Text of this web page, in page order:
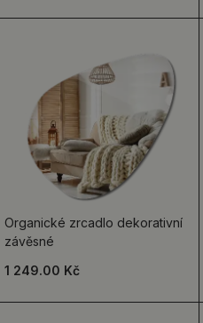
Organické zrcadlo dekorativní
závěsné
1 249.00 Kč